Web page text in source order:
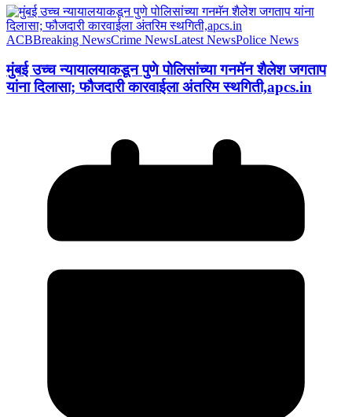
ACBBreaking NewsCrime NewsLatest NewsPolice News
मुंबई उच्च न्यायालयाकडून पुणे पोलिसांच्या गनमॅन शैलेश जगताप
यांना दिलासा; फौजदारी कारवाईला अंतरिम स्थगिती,apcs.in